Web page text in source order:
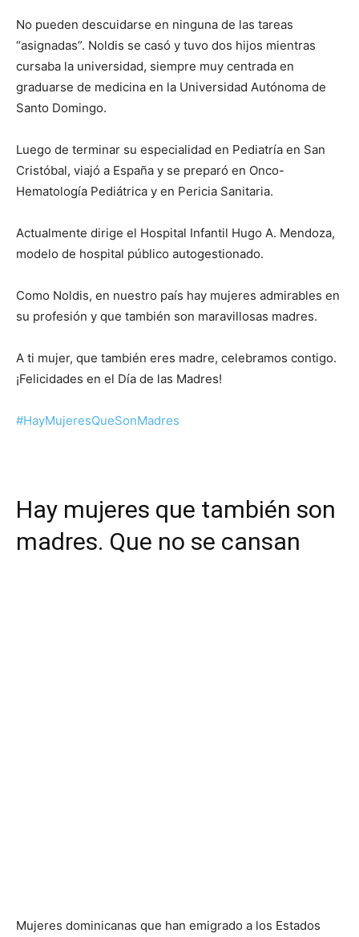
No pueden descuidarse en ninguna de las tareas
“asignadas”. Noldis se casó y tuvo dos hijos mientras
cursaba la universidad, siempre muy centrada en
graduarse de medicina en la Universidad Autónoma de
Santo Domingo.
Luego de terminar su especialidad en Pediatría en San
Cristóbal, viajó a España y se preparó en Onco-
Hematología Pediátrica y en Pericia Sanitaria.
Actualmente dirige el Hospital Infantil Hugo A. Mendoza,
modelo de hospital público autogestionado.
Como Noldis, en nuestro país hay mujeres admirables en
su profesión y que también son maravillosas madres.
A ti mujer, que también eres madre, celebramos contigo.
¡Felicidades en el Día de las Madres!
#HayMujeresQueSonMadres
Hay mujeres que también son
madres. Que no se cansan
Mujeres dominicanas que han emigrado a los Estados